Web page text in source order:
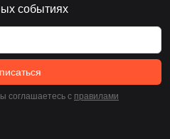
событиях
соглашаетесь c правилами